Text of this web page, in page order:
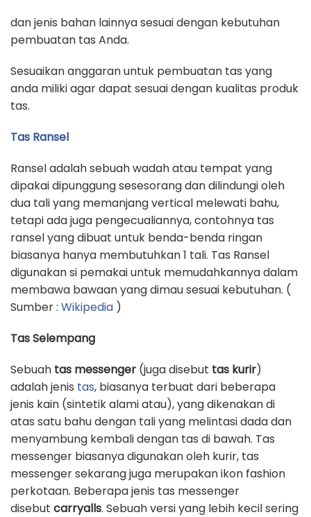
dan jenis bahan lainnya sesuai dengan kebutuhan
pembuatan tas Anda.
Sesuaikan anggaran untuk pembuatan tas yang
anda miliki agar dapat sesuai dengan kualitas produk
tas.
Tas Ransel
Ransel adalah sebuah wadah atau tempat yang
dipakai dipunggung sesesorang dan dilindungi oleh
dua tali yang memanjang vertical melewati bahu,
tetapi ada juga pengecualiannya, contohnya tas
ransel yang dibuat untuk benda-benda ringan
biasanya hanya membutuhkan 1 tali. Tas Ransel
digunakan si pemakai untuk memudahkannya dalam
membawa bawaan yang dimau sesuai kebutuhan. (
Sumber : Wikipedia )
Tas Selempang
Sebuah tas messenger (juga disebut tas kurir)
adalah jenis tas, biasanya terbuat dari beberapa
jenis kain (sintetik alami atau), yang dikenakan di
atas satu bahu dengan tali yang melintasi dada dan
menyambung kembali dengan tas di bawah. Tas
messenger biasanya digunakan oleh kurir, tas
messenger sekarang juga merupakan ikon fashion
perkotaan. Beberapa jenis tas messenger
disebut carryalls. Sebuah versi yang lebih kecil sering